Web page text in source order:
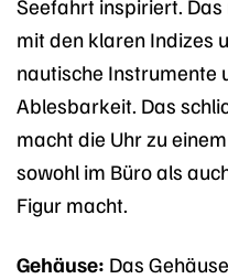
mit den klaren Indizes
nautische Instrumente
Ablesbarkeit. Das
macht die Uhr zu
sowohl im Büro als
Figur macht.
Gehäuse: Das